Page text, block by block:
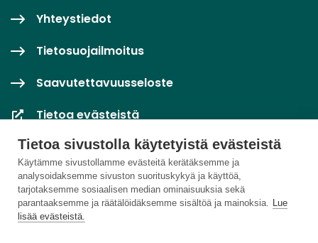
Tietoa sivustolla käytetyistä evästeistä
Käytämme sivustollamme evästeitä kerätäksemme ja
analysoidaksemme sivuston suorituskykyä ja käyttöä,
tarjotaksemme sosiaalisen median ominaisuuksia sekä
parantaaksemme ja räätälöidäksemme sisältöä ja mainoksia. Lue
lisää evästeistä.
Yhteystiedot
Tietosuojailmoitus
Saavutettavuusseloste
Tietoa evästeistä
Evästeasetukset